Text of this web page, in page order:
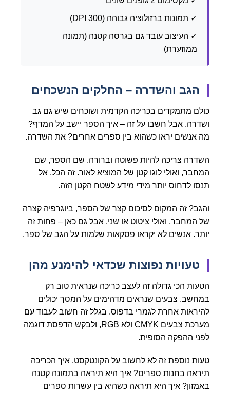
✓ תמונות ברזולוציה גבוהה (300 DPI)
✓ העיצוב עובד גם בגרסה קטנה (תמונה
ממוזערת)
הגב והשדרה – החלקים הנשכחים
כולם מתמקדים בכריכה הקדמית ושוכחים שיש גם גב
ושדרה. אבל חשבו על זה – איך הספר יישב על המדף?
מה אנשים יראו כשהוא בין ספרים אחרים? את השדרה.
השדרה צריכה להיות פשוטה וברורה. שם הספר, שם
המחבר, ואולי לוגו קטן של המוציא לאור. זה הכל. אל
תנסו לדחוס יותר מידי מידע לשטח הקטן הזה.
והגב? זה המקום לסיכום קצר של הספר, ביוגרפיה קצרה
של המחבר, ואולי ציטוט או שני. אבל גם כאן – פחות זה
יותר. אנשים לא יקראו פסקאות שלמות על הגב של ספר.
טעויות נפוצות שכדאי להימנע מהן
הטעות הכי גדולה זה לעצב כריכה שנראית טוב רק
במחשב. צבעים שנראים מדהימים על המסך יכולים
להיראות אחרת לגמרי בדפוס. בגלל זה חשוב לעבוד עם
מערכת צבעים CMYK ולא RGB, ולבקש הדפסת דוגמה
לפני ההפקה הסופית.
טעות נוספת זה לא לחשוב על הקונטקסט. איך הכריכה
תיראה בחנות ספרים? איך היא תיראה בתמונה קטנה
באמזון? איך היא תיראה כשהיא בין עשרות ספרים